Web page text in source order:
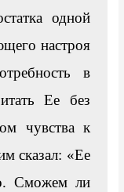
одной
настроя
в
Ее без
чувства к
сказал: «Ее
Сможем ли